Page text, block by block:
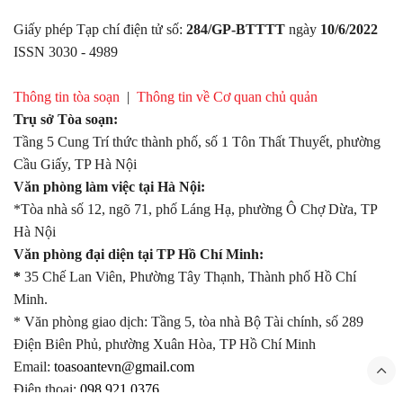
Giấy phép Tạp chí điện tử số: 284/GP-BTTTT ngày 10/6/2022
ISSN 3030 - 4989
Thông tin tòa soạn | Thông tin về Cơ quan chủ quản
Trụ sở Tòa soạn:
Tầng 5 Cung Trí thức thành phố, số 1 Tôn Thất Thuyết, phường
Cầu Giấy, TP Hà Nội
Văn phòng làm việc tại Hà Nội:
*Tòa nhà số 12, ngõ 71, phố Láng Hạ, phường Ô Chợ Dừa, TP
Hà Nội
Văn phòng đại diện tại TP Hồ Chí Minh:
* 35 Chế Lan Viên, Phường Tây Thạnh, Thành phố Hồ Chí
Minh.
* Văn phòng giao dịch: Tầng 5, tòa nhà Bộ Tài chính, số 289
Điện Biên Phủ, phường Xuân Hòa, TP Hồ Chí Minh
Email: toasoantevn@gmail.com
Điện thoại: 098.921.0376